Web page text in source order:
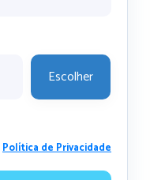
Escolher
Política de Privacidade